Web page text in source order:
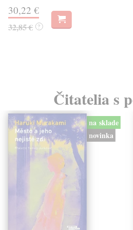
30,22 €
32,85 € ?
Čitatelia s
na sklade
novinka